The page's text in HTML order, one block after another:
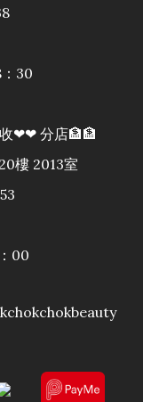
30
❤❤ 分店🏦🏦
樓 2013室
00